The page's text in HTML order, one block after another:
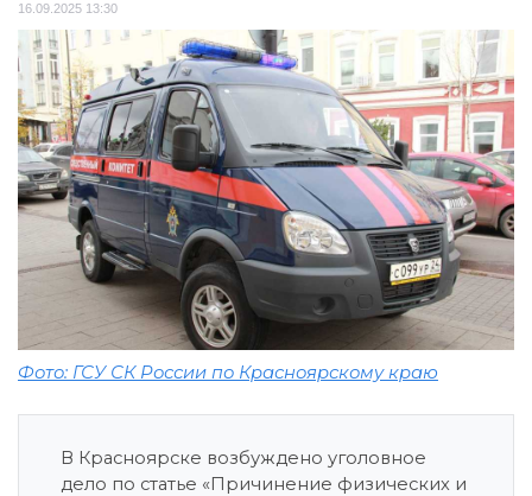
16.09.2025 13:30
Фото: ГСУ СК России по Красноярскому краю
В Красноярске возбуждено уголовное
дело по статье «Причинение физических и